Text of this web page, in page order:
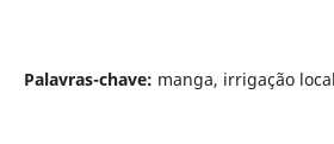
Palavras-chave: manga, irrigação